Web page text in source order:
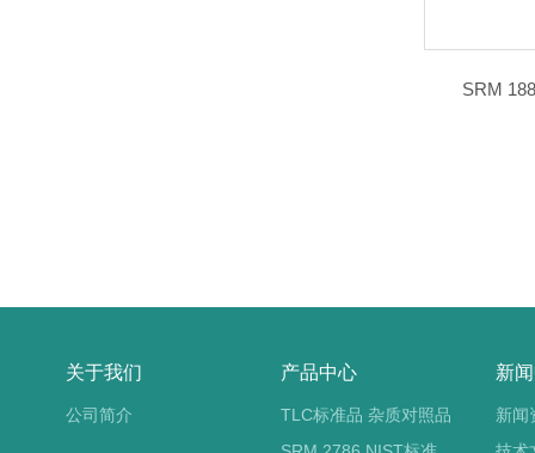
SRM
关于我们
公司简介
产品中心
TLC标准品 杂质对照品
新
新闻